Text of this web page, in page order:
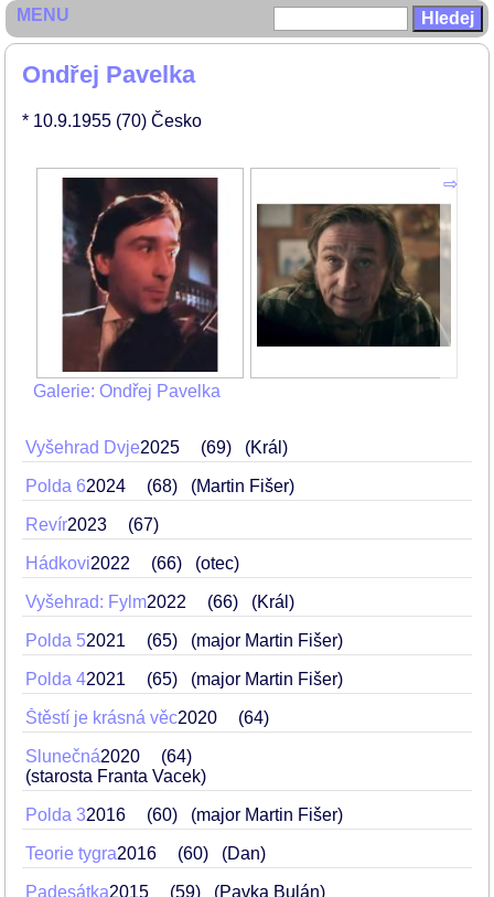
Ondřej Pavelka
* 10.9.1955 (70) Česko
Galerie: Ondřej Pavelka
Vyšehrad Dvje2025 69 (Král)
Polda 62024 68 (Martin Fišer)
Revír2023 67
Hádkovi2022 66 (otec)
Vyšehrad: Fylm2022 66 (Král)
Polda 52021 65 (major Martin Fišer)
Polda 42021 65 (major Martin Fišer)
Štěstí je krásná věc2020 64
Slunečná2020
64
(starosta Franta Vacek)
Polda 32016 60 (major Martin Fišer)
Teorie tygra2016 60 (Dan)
Padesátka2015 59 (Pavka Bulán)
MENU